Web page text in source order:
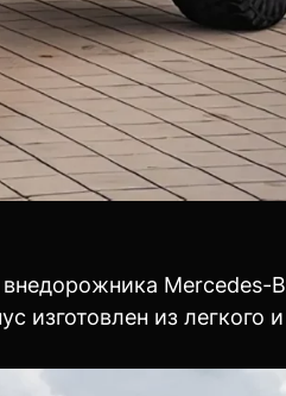
Mercedes-
из легкого